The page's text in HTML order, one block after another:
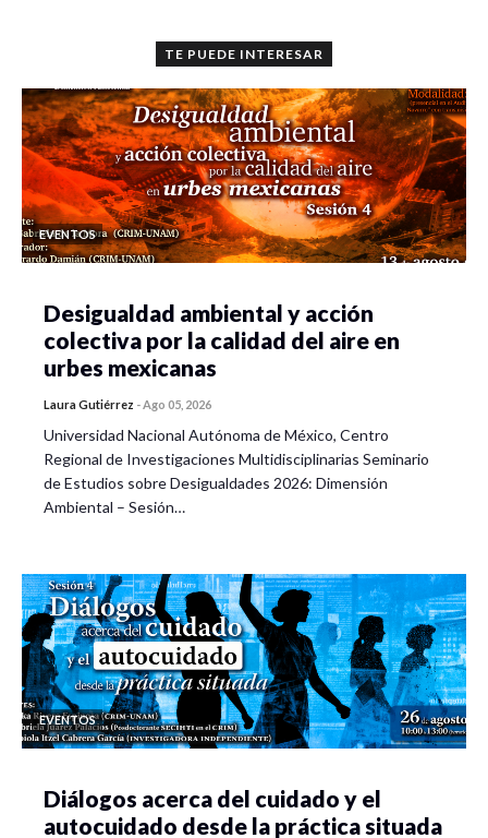
TE PUEDE INTERESAR
EVENTOS
Desigualdad ambiental y acción
colectiva por la calidad del aire en
urbes mexicanas
Laura Gutiérrez -Ago 05, 2026
Universidad Nacional Autónoma de México, Centro
Regional de Investigaciones Multidisciplinarias Seminario
de Estudios sobre Desigualdades 2026: Dimensión
Ambiental – Sesión…
EVENTOS
Diálogos acerca del cuidado y el
autocuidado desde la práctica situada